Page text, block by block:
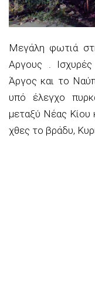
Μεγάλη φωτιά
Αργους .
Άργος και το
υπό έλεγχο
μεταξύ Νέας Κίου
χθες το βράδυ,